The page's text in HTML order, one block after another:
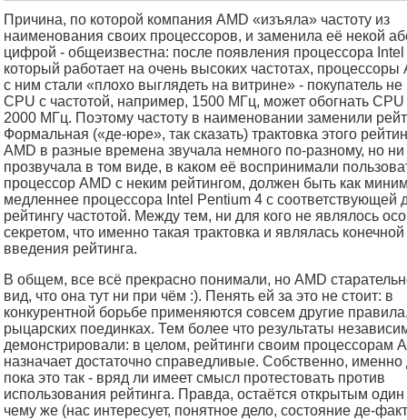
Причина, по которой компания AMD «изъяла» частоту из
наименования своих процессоров, и заменила её некой
цифрой - общеизвестна: после появления процессора
который работает на очень высоких частотах,
с ним стали «плохо выглядеть на витрине» - покупатель не
CPU с частотой, например, 1500 МГц, может обогнать CPU
2000 МГц. Поэтому частоту в наименовании заменили
Формальная («де-юре», так сказать) трактовка этого
AMD в разные времена звучала немного по-разному, но ни
прозвучала в том виде, в каком её воспринимали
процессор AMD с неким рейтингом, должен быть как
медленнее процессора Intel Pentium 4 с соответствующей
рейтингу частотой. Между тем, ни для кого не являлось
секретом, что именно такая трактовка и являлась
введения рейтинга.
В общем, все всё прекрасно понимали, но AMD
вид, что она тут ни при чём :). Пенять ей за это не стоит: в
конкурентной борьбе применяются совсем другие
рыцарских поединках. Тем более что результаты
демонстрировали: в целом, рейтинги своим процессорам
назначает достаточно справедливые. Собственно, именно
пока это так - вряд ли имеет смысл протестовать против
использования рейтинга. Правда, остаётся открытым один
чему же (нас интересует, понятное дело, состояние де-